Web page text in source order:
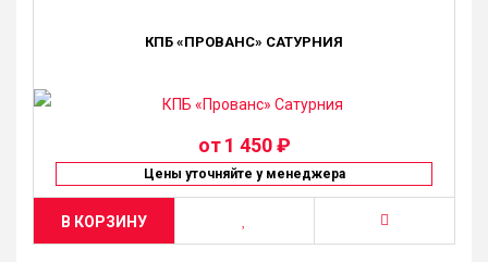
КПБ «ПРОВАНС» САТУРНИЯ
от 1 450 ₽
Цены уточняйте у менеджера
В КОРЗИНУ